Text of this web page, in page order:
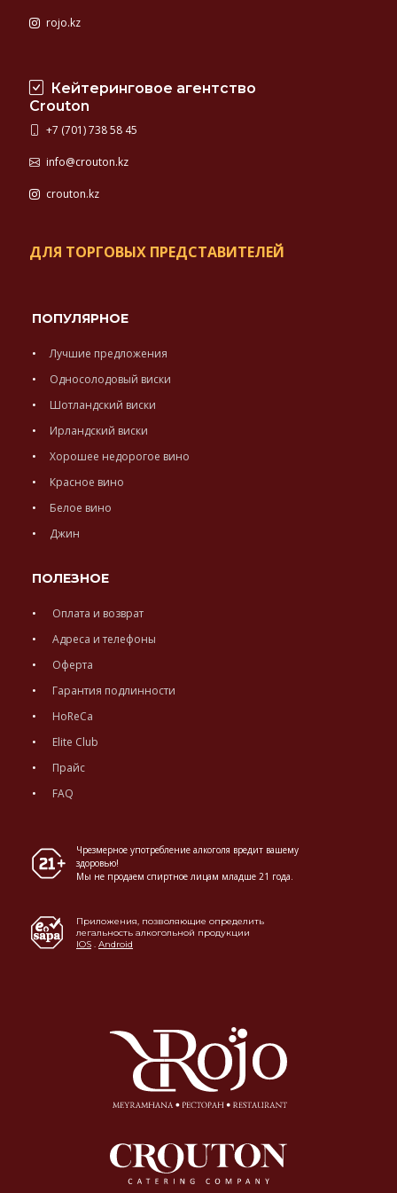
rojo.kz
Кейтеринговое агентство
Crouton
+7 (701) 738 58 45
info@crouton.kz
crouton.kz
ДЛЯ ТОРГОВЫХ ПРЕДСТАВИТЕЛЕЙ
ПОПУЛЯРНОЕ
Лучшие предложения
Односолодовый виски
Шотландский виски
Ирландский виски
Хорошее недорогое вино
Красное вино
Белое вино
Джин
ПОЛЕЗНОЕ
Оплата и возврат
Адреса и телефоны
Оферта
Гарантия подлинности
HoReCa
Elite Club
Прайс
FAQ
Чрезмерное употребление алкоголя вредит вашему
здоровью!
Мы не продаем спиртное лицам младше 21 года.
Приложения, позволяющие определить
легальность алкогольной продукции
IOS . Android